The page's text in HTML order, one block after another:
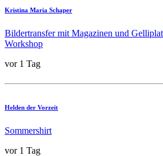
Kristina Maria Schaper
Bildertransfer mit Magazinen und
Workshop
vor 1 Tag
Helden der Vorzeit
Sommershirt
vor 1 Tag